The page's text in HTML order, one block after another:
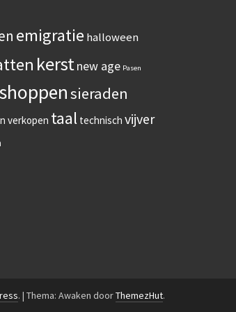
emigratie halloween
kerstnew age Pasen
shoppensieraden
verkopen taal technisch vijver
. | Thema: Awaken doorThemezHut.